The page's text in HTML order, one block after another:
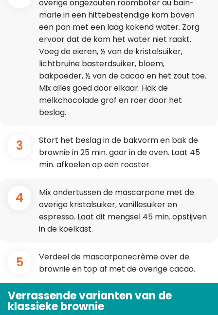
overige ongezouten roomboter au bain-
marie in een hittebestendige kom boven
een pan met een laag kokend water. Zorg
ervoor dat de kom het water niet raakt.
Voeg de eieren, ½ van de kristalsuiker,
lichtbruine basterdsuiker, bloem,
bakpoeder, ½ van de cacao en het zout toe.
Mix alles goed door elkaar. Hak de
melkchocolade grof en roer door het
beslag.
3
Stort het beslag in de bakvorm en bak de
brownie in 25 min. gaar in de oven. Laat 45
min. afkoelen op een rooster.
4
Mix ondertussen de mascarpone met de
overige kristalsuiker, vanillesuiker en
espresso. Laat dit mengsel 45 min. opstijven
in de koelkast.
5
Verdeel de mascarponecrème over de
brownie en top af met de overige cacao.
Verrassende varianten van de
klassieke brownie